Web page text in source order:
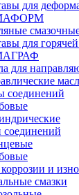
для
для
для
соединений
соединений
и
смазки